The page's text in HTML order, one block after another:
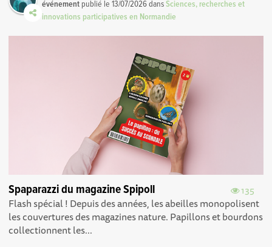
événement publié le13/07/2026dansSciences, recherches et
innovations participatives en Normandie
135
Spaparazzi du magazine Spipoll
Flash spécial ! Depuis des années, les abeilles monopolisent
les couvertures des magazines nature. Papillons et bourdons
collectionnent les...